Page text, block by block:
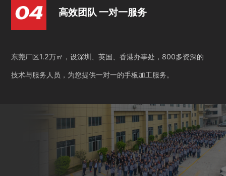
高效团队 一对一服务
东莞厂区1.2万㎡，设深圳、英国、香港办事处，800多资深的
技术与服务人员，为您提供一对一的手板加工服务。